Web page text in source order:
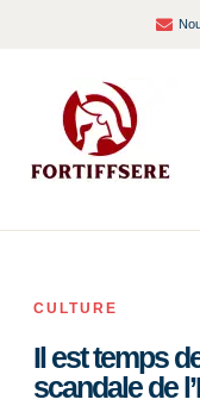
CULTURE
Il est temps
scandale de